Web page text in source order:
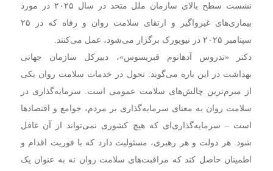
نشست سطح بالای سازمان ملل متحد در سال ۲۰۲۵ در مورد
بیماری‌های غیرواگیر و ارتقای سلامت روان و رفاه که در ۲۵
سپتامبر ۲۰۲۵ در نیویورک برگزار می‌شود، عمل می‌کنند.
دکتر «تدروس آدهانوم قبریسوس»، دبیرکل سازمان جهانی
بهداشت در این باره می‌گوید: تحول در خدمات سلامت روان یکی
از مبرم‌ترین چالش‌های سلامت عمومی است. سرمایه‌گذاری در
سلامت روان به معنای سرمایه‌گذاری بر مردم، جوامع و اقتصادها
است – سرمایه‌گذاری‌ای که هیچ کشوری نمی‌تواند از آن غافل
شود. هر دولت و هر رهبری، مسئولیت دارد که با فوریت اقدام و
اطمینان حاصل کند که مراقبت‌های سلامت روان نه به عنوان یک